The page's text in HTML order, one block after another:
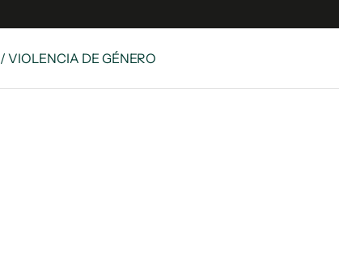
/ VIOLENCIA DE GÉNERO